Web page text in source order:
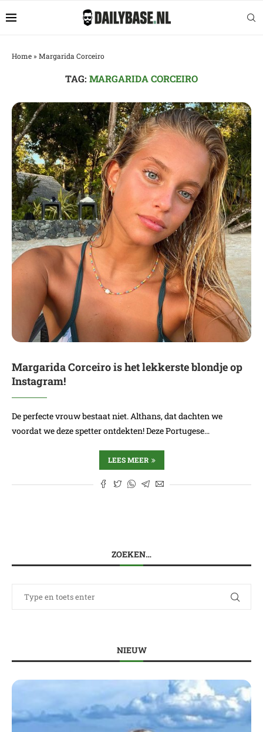
Home» Margarida Corceiro
TAG: MARGARIDA CORCEIRO
Margarida Corceiro is het lekkerste blondje op
Instagram!
De perfecte vrouw bestaat niet. Althans, dat dachten we
voordat we deze spetter ontdekten! Deze Portugese…
LEES MEER
ZOEKEN…
NIEUW